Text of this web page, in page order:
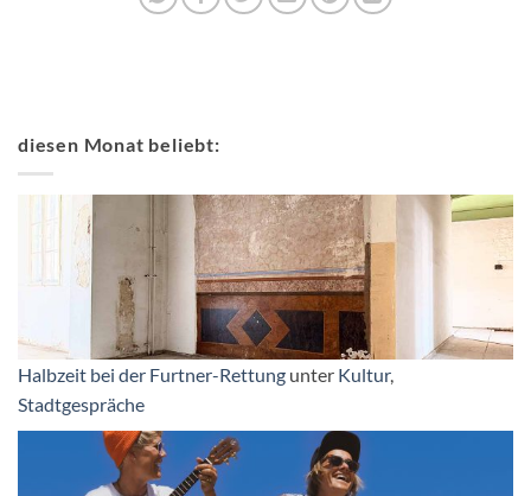
diesen Monat beliebt:
Halbzeit bei der Furtner-Rettung unter Kultur,
Stadtgespräche